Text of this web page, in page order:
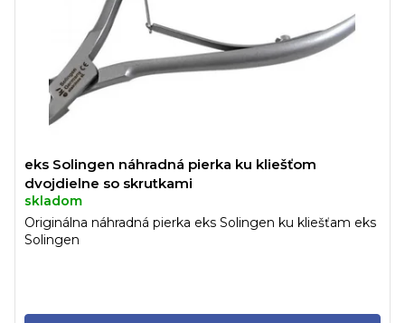
eks Solingen náhradná pierka ku kliešťom
dvojdielne so skrutkami
skladom
Originálna náhradná pierka eks Solingen ku kliešťam eks
Solingen